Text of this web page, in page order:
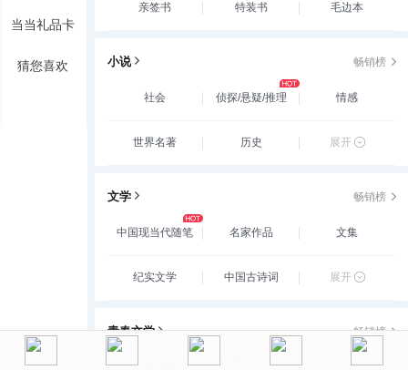
当当礼品卡
猜您喜欢
亲签书 特装书 毛边本
小说 畅销榜
社会 侦探/悬疑/推理 情感
世界名著 历史 展开
文学 畅销榜
中国现当代随笔 名家作品 文集
纪实文学 中国古诗词 展开
青春文学 畅销榜
玄幻/新武侠/魔幻/